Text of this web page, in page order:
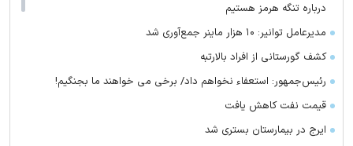
درباره تنگه هرمز هستیم
مدیرعامل توانیر: ۱۰ هزار ماینر جمع‌آوری شد
کشف گورستانی از افراد بالارتبه
رئیس‌جمهور: استعفاء نخواهم داد/ برخی می خواهند ما بجنگیم!
قیمت نفت کاهش یافت
ایرج در بیمارستان بستری شد